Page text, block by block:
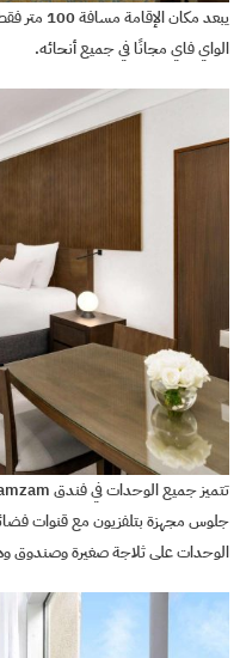
يبعد
الواي فاي مجانًا في جميع أنحائه.
جلوس مجهزة بتلفزيون مع قنوات
الوحدات على ثلاجة صغيرة وصندوق